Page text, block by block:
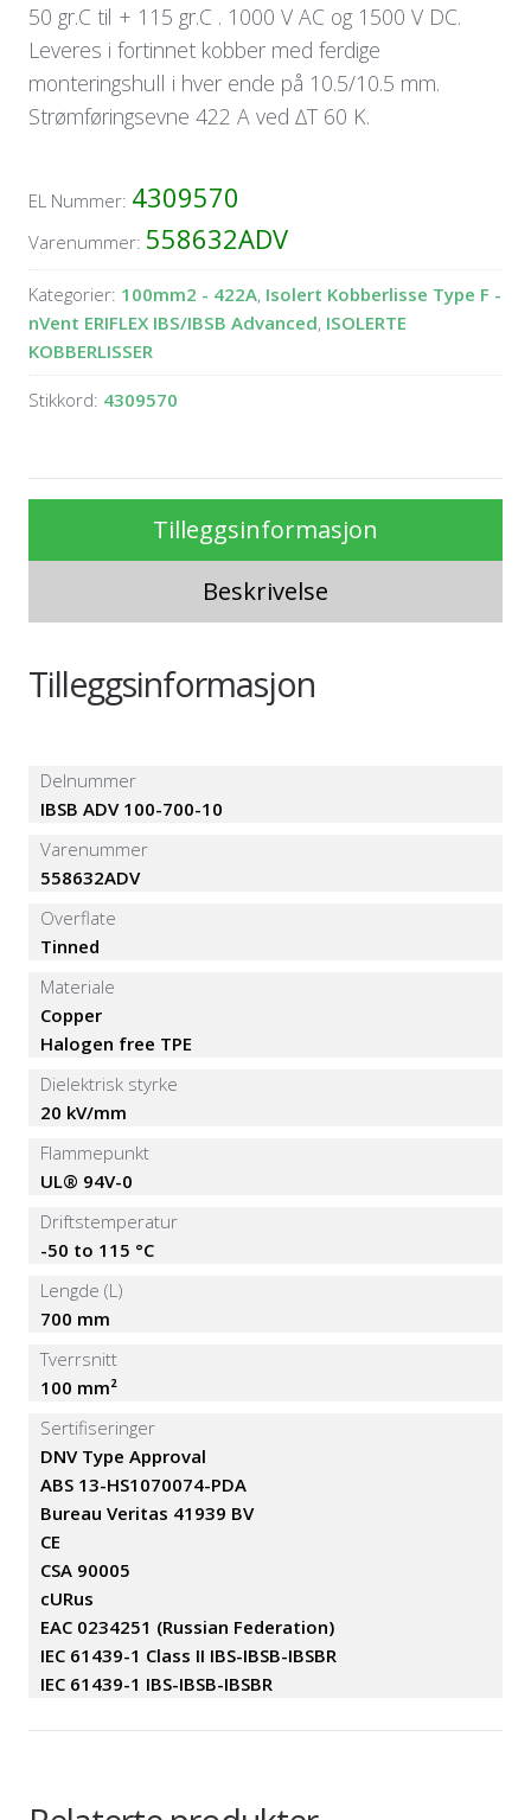
50 gr.C til + 115 gr.C . 1000 V AC og 1500 V DC.
Leveres i fortinnet kobber med ferdige
monteringshull i hver ende på 10.5/10.5 mm.
Strømføringsevne 422 A ved ∆T 60 K.
EL Nummer: 4309570
Varenummer: 558632ADV
Kategorier: 100mm2 - 422A, Isolert Kobberlisse Type F -
nVent ERIFLEX IBS/IBSB Advanced, ISOLERTE
KOBBERLISSER
Stikkord: 4309570
Tilleggsinformasjon
Beskrivelse
Tilleggsinformasjon
Delnummer
IBSB ADV 100-700-10
Varenummer
558632ADV
Overflate
Tinned
Materiale
Copper
Halogen free TPE
Dielektrisk styrke
20 kV/mm
Flammepunkt
UL® 94V-0
Driftstemperatur
-50 to 115 °C
Lengde (L)
700 mm
Tverrsnitt
100 mm²
Sertifiseringer
DNV Type Approval
ABS 13-HS1070074-PDA
Bureau Veritas 41939 BV
CE
CSA 90005
cURus
EAC 0234251 (Russian Federation)
IEC 61439-1 Class II IBS-IBSB-IBSBR
IEC 61439-1 IBS-IBSB-IBSBR